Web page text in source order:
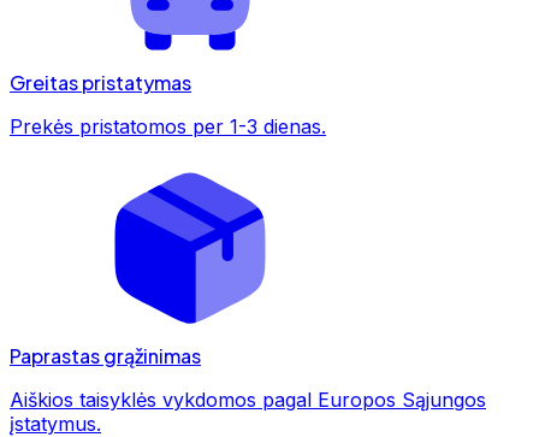
Greitas pristatymas
Prekės pristatomos per 1-3 dienas.
Paprastas grąžinimas
Aiškios taisyklės vykdomos pagal Europos Sąjungos
įstatymus.